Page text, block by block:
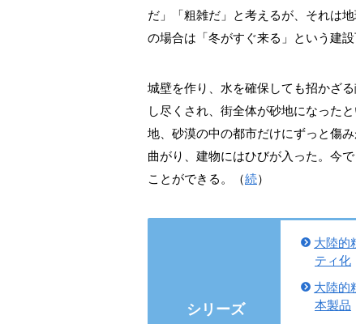
だ」「粗雑だ」と考えるが、それは
の場合は「冬がすぐ来る」という建
城壁を作り、水を確保しても招かざ
し尽くされ、街全体が砂地になった
地、砂漠の中の都市だけにずっと傷
曲がり、建物にはひびが入った。今
ことができる。（続）
シリーズ
大陸的
ティ化
大陸的
本製品